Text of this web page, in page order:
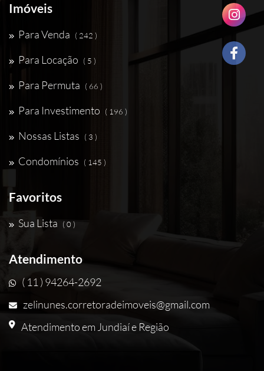
Imóveis
Para Venda ( 242 )
Para Locação ( 5 )
Para Permuta ( 66 )
Para Investimento ( 196 )
Nossas Listas ( 3 )
Condomínios ( 145 )
Favoritos
Sua Lista ( 0 )
Atendimento
( 11 ) 94264-2692
zelinunes.corretoradeimoveis@gmail.com
Atendimento em Jundiaí e Região